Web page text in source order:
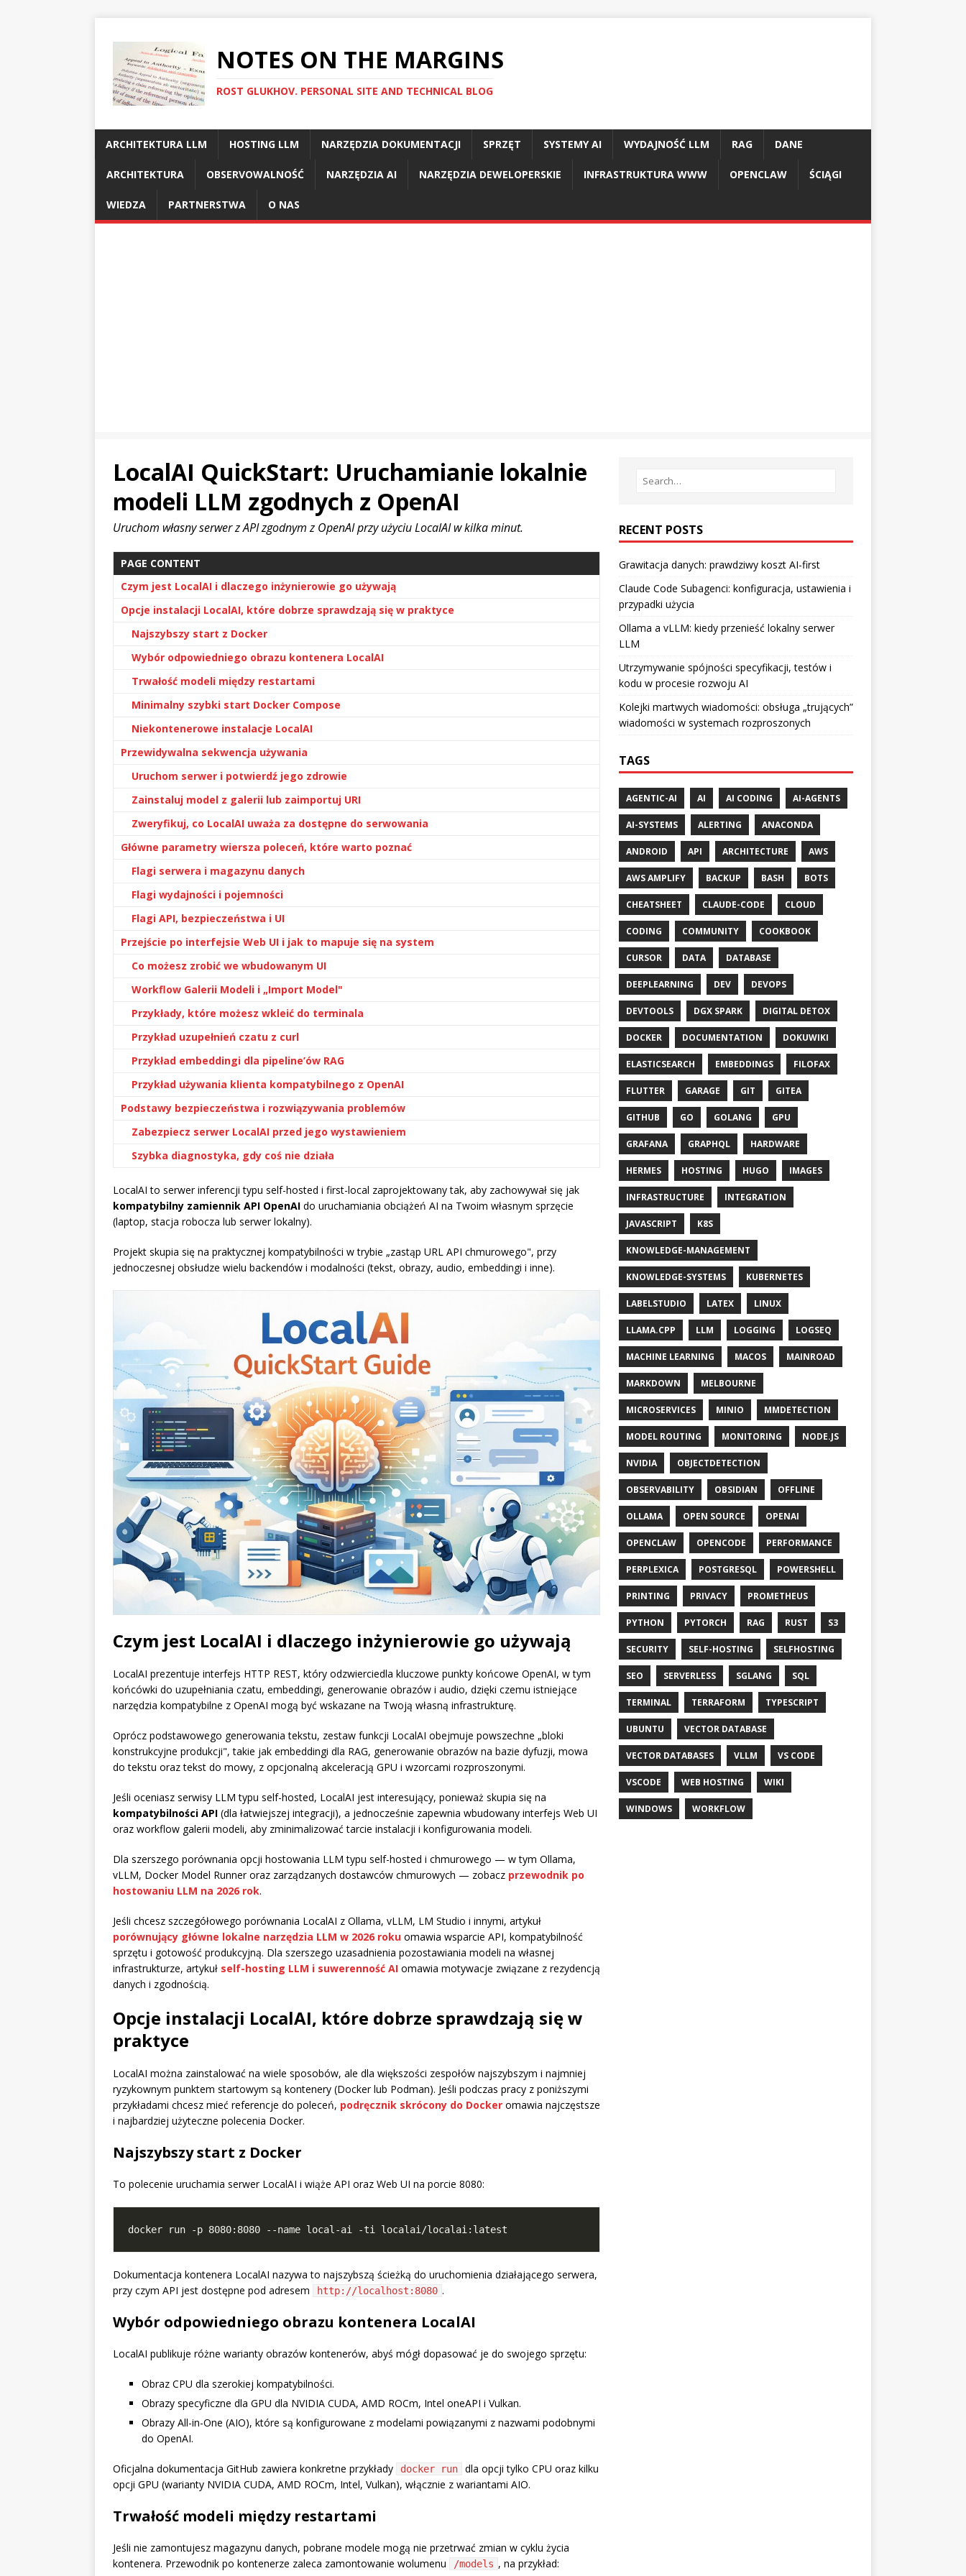
NOTES ON THE MARGINS
ROST GLUKHOV. PERSONAL SITE AND TECHNICAL BLOG
ARCHITEKTURA LLM HOSTING LLM NARZĘDZIA DOKUMENTACJI SPRZĘT SYSTEMY AI WYDAJNOŚĆ LLM RAG DANE
ARCHITEKTURA OBSERVOWALNOŚĆ NARZĘDZIA AI NARZĘDZIA DEWELOPERSKIE INFRASTRUKTURA WWW OPENCLAW ŚCIĄGI
WIEDZA PARTNERSTWA O NAS
LocalAI QuickStart: Uruchamianie lokalnie
modeli LLM zgodnych z OpenAI
Uruchom własny serwer z API zgodnym z OpenAI przy użyciu LocalAI w kilka minut.
PAGE CONTENT
Czym jest LocalAI i dlaczego inżynierowie go używają
Opcje instalacji LocalAI, które dobrze sprawdzają się w praktyce
Najszybszy start z Docker
Wybór odpowiedniego obrazu kontenera LocalAI
Trwałość modeli między restartami
Minimalny szybki start Docker Compose
Niekontenerowe instalacje LocalAI
Przewidywalna sekwencja używania
Uruchom serwer i potwierdź jego zdrowie
Zainstaluj model z galerii lub zaimportuj URI
Zweryfikuj, co LocalAI uważa za dostępne do serwowania
Główne parametry wiersza poleceń, które warto poznać
Flagi serwera i magazynu danych
Flagi wydajności i pojemności
Flagi API, bezpieczeństwa i UI
Przejście po interfejsie Web UI i jak to mapuje się na system
Co możesz zrobić we wbudowanym UI
Workflow Galerii Modeli i „Import Model"
Przykłady, które możesz wkleić do terminala
Przykład uzupełnień czatu z curl
Przykład embeddingi dla pipeline’ów RAG
Przykład używania klienta kompatybilnego z OpenAI
Podstawy bezpieczeństwa i rozwiązywania problemów
Zabezpiecz serwer LocalAI przed jego wystawieniem
Szybka diagnostyka, gdy coś nie działa
LocalAI to serwer inferencji typu self-hosted i first-local zaprojektowany tak, aby zachowywał się jak
kompatybilny zamiennik API OpenAI do uruchamiania obciążeń AI na Twoim własnym sprzęcie
(laptop, stacja robocza lub serwer lokalny).
Projekt skupia się na praktycznej kompatybilności w trybie „zastąp URL API chmurowego", przy
jednoczesnej obsłudze wielu backendów i modalności (tekst, obrazy, audio, embeddingi i inne).
Czym jest LocalAI i dlaczego inżynierowie go używają
LocalAI prezentuje interfejs HTTP REST, który odzwierciedla kluczowe punkty końcowe OpenAI, w tym
końcówki do uzupełniania czatu, embeddingi, generowanie obrazów i audio, dzięki czemu istniejące
narzędzia kompatybilne z OpenAI mogą być wskazane na Twoją własną infrastrukturę.
Oprócz podstawowego generowania tekstu, zestaw funkcji LocalAI obejmuje powszechne „bloki
konstrukcyjne produkcji", takie jak embeddingi dla RAG, generowanie obrazów na bazie dyfuzji, mowa
do tekstu oraz tekst do mowy, z opcjonalną akceleracją GPU i wzorcami rozproszonymi.
Jeśli oceniasz serwisy LLM typu self-hosted, LocalAI jest interesujący, ponieważ skupia się na
kompatybilności API (dla łatwiejszej integracji), a jednocześnie zapewnia wbudowany interfejs Web UI
oraz workflow galerii modeli, aby zminimalizować tarcie instalacji i konfigurowania modeli.
Dla szerszego porównania opcji hostowania LLM typu self-hosted i chmurowego — w tym Ollama,
vLLM, Docker Model Runner oraz zarządzanych dostawców chmurowych — zobacz przewodnik po
hostowaniu LLM na 2026 rok.
Jeśli chcesz szczegółowego porównania LocalAI z Ollama, vLLM, LM Studio i innymi, artykuł
porównujący główne lokalne narzędzia LLM w 2026 roku omawia wsparcie API, kompatybilność
sprzętu i gotowość produkcyjną. Dla szerszego uzasadnienia pozostawiania modeli na własnej
infrastrukturze, artykuł self-hosting LLM i suwerenność AI omawia motywacje związane z rezydencją
danych i zgodnością.
Opcje instalacji LocalAI, które dobrze sprawdzają się w
praktyce
LocalAI można zainstalować na wiele sposobów, ale dla większości zespołów najszybszym i najmniej
ryzykownym punktem startowym są kontenery (Docker lub Podman). Jeśli podczas pracy z poniższymi
przykładami chcesz mieć referencje do poleceń, podręcznik skrócony do Docker omawia najczęstsze
i najbardziej użyteczne polecenia Docker.
Najszybszy start z Docker
To polecenie uruchamia serwer LocalAI i wiąże API oraz Web UI na porcie 8080:
Dokumentacja kontenera LocalAI nazywa to najszybszą ścieżką do uruchomienia działającego serwera,
przy czym API jest dostępne pod adresem
http://localhost:8080 .
Wybór odpowiedniego obrazu kontenera LocalAI
LocalAI publikuje różne warianty obrazów kontenerów, abyś mógł dopasować je do swojego sprzętu:
Obraz CPU dla szerokiej kompatybilności.
Obrazy specyficzne dla GPU dla NVIDIA CUDA, AMD ROCm, Intel oneAPI i Vulkan.
Obrazy All-in-One (AIO), które są konfigurowane z modelami powiązanymi z nazwami podobnymi
do OpenAI.
Oficjalna dokumentacja GitHub zawiera konkretne przykłady docker run
dla opcji tylko CPU oraz kilku
opcji GPU (warianty NVIDIA CUDA, AMD ROCm, Intel, Vulkan), włącznie z wariantami AIO.
Trwałość modeli między restartami
Jeśli nie zamontujesz magazynu danych, pobrane modele mogą nie przetrwać zmian w cyklu życia
kontenera. Przewodnik po kontenerze zaleca zamontowanie wolumenu
/models , na przykład:
RECENT POSTS
Grawitacja danych: prawdziwy koszt AI-first
Claude Code Subagenci: konfiguracja, ustawienia i
przypadki użycia
Ollama a vLLM: kiedy przenieść lokalny serwer
LLM
Utrzymywanie spójności specyfikacji, testów i
kodu w procesie rozwoju AI
Kolejki martwych wiadomości: obsługa „trujących”
wiadomości w systemach rozproszonych
TAGS
AGENTIC-AI AI AI CODING AI-AGENTS
AI-SYSTEMS ALERTING ANACONDA
ANDROID API ARCHITECTURE AWS
AWS AMPLIFY BACKUP BASH BOTS
CHEATSHEET CLAUDE-CODE CLOUD
CODING COMMUNITY COOKBOOK
CURSOR DATA DATABASE
DEEPLEARNING DEV DEVOPS
DEVTOOLS DGX SPARK DIGITAL DETOX
DOCKER DOCUMENTATION DOKUWIKI
ELASTICSEARCH EMBEDDINGS FILOFAX
FLUTTER GARAGE GIT GITEA
GITHUB GO GOLANG GPU
GRAFANA GRAPHQL HARDWARE
HERMES HOSTING HUGO IMAGES
INFRASTRUCTURE INTEGRATION
JAVASCRIPT K8S
KNOWLEDGE-MANAGEMENT
KNOWLEDGE-SYSTEMS KUBERNETES
LABELSTUDIO LATEX LINUX
LLAMA.CPP LLM LOGGING LOGSEQ
MACHINE LEARNING MACOS MAINROAD
MARKDOWN MELBOURNE
MICROSERVICES MINIO MMDETECTION
MODEL ROUTING MONITORING NODE.JS
NVIDIA OBJECTDETECTION
OBSERVABILITY OBSIDIAN OFFLINE
OLLAMA OPEN SOURCE OPENAI
OPENCLAW OPENCODE PERFORMANCE
PERPLEXICA POSTGRESQL POWERSHELL
PRINTING PRIVACY PROMETHEUS
PYTHON PYTORCH RAG RUST S3
SECURITY SELF-HOSTING SELFHOSTING
SEO SERVERLESS SGLANG SQL
TERMINAL TERRAFORM TYPESCRIPT
UBUNTU VECTOR DATABASE
VECTOR DATABASES VLLM VS CODE
VSCODE WEB HOSTING WIKI
WINDOWS WORKFLOW